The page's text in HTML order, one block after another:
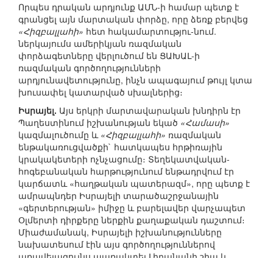
Որպես դրական արդյունք ԱՄՆ-ի համար պետք է
գրանցել այն մարտական փորձը, որը ձեռք բերվեց
«Հիզբալլահի» հետ հակամարտությու-նում.
ներկայումս ամերիկյան ռազմական
փորձագետները վերլուծում են ՑԱԽԱԼ-ի
ռազմական գործողությունների
արդյունավետությունը, ինչն ապագայում թույլ կտա
խուսափել կատարված սխալներից։
Իսրայել. Այս երկրի մարտավարական խնդիրն էր
Պաղեստինում իշխանության եկած «Համասի»
կազմալուծումը և «Հիզբալլահի» ռազմական
ենթակառուցվածքի` հատկապես հրթիռային
կրակակետերի ոչնչացումը։ Տեղեկատվական-
հոգեբանական հարթությունում ենթադրվում էր
կարճատև «հաղթական պատերազմ», որը պետք է
ամրապնդեր Իսրայելի տարածաշրջանային
«գերտերության» իմիջը և բարելավեր վարչապետ
Օլմերտի դիրքերը ներքին քաղաքական դաշտում։
Միաժամանակ, Իսրայելի իշխանությունները
նախատեսում էին այս գործողություններով